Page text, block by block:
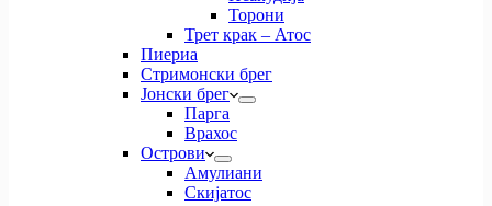
Торони
Трет крак – Атос
Пиериа
Стримонски брег
Јонски брег
Парга
Врахос
Острови
Амулиани
Скијатос